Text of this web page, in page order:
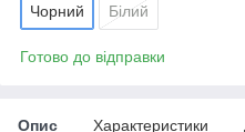
Чорний Білий
Готово до відправки
Опис Характеристики